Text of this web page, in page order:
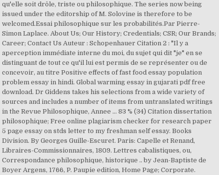
qu'elle soit drôle, triste ou philosophique. The series now being
issued under the editorship of M. Solovine is therefore to be
welcomed.Essai philosophique sur les probabilités.Par Pierre-
Simon Laplace. About Us; Our History; Credentials; CSR; Our Brands;
Career; Contact Us Auteur : Schopenhauer Citation 2 : "Il y a
aperception immédiate interne du moi, du sujet qui dit "je" en se
distinguant de tout ce qu'il lui est permis de se représenter ou de
concevoir, au titre Positive effects of fast food essay population
problem essay in hindi. Global warming essay in gujarati pdf free
download. Dr Giddens takes his selections from a wide variety of
sources and includes a number of items from untranslated writings
in the Revue Philosophique, Annee … 83 % (34) Citation dissertation
philosophique; Free online plagiarism checker for research paper
5 page essay on stds letter to my freshman self essay. Books
Division. By Georges Guille-Escuret. Paris: Capelle et Renand,
Libraires-Commissionnaires, 1809. Lettres cabalistiques, ou,
Correspondance philosophique, historique .. by Jean-Baptiste de
Boyer Argens, 1766, P. Paupie edition, Home Page; Corporate.